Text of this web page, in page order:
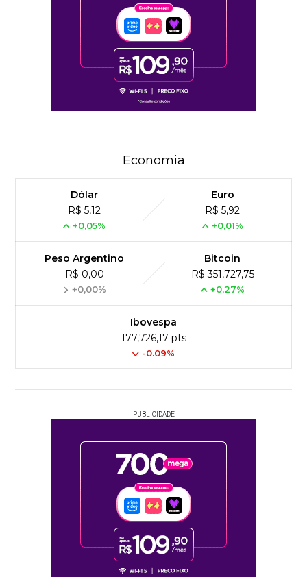
Economia
Dólar
R$ 5,12
+0,05%
Euro
R$ 5,92
+0,01%
Peso Argentino
R$ 0,00
+0,00%
Bitcoin
R$ 351,727,75
+0,27%
Ibovespa
177,726,17 pts
-0.09%
PUBLICIDADE